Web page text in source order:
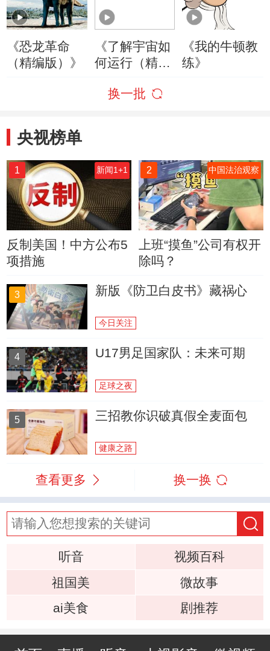
《恐龙革命
（精编版）》
《了解宇宙如
何运行（精编
《我的牛顿教
练》
换一批
央视榜单
1 新闻1+1
反制美国！中方公布5
项措施
2 中国法治观察
上班“摸鱼”公司有权开
除吗？
3 新版《防卫白皮书》藏祸心
今日关注
4 U17男足国家队：未来可期
足球之夜
5 三招教你识破真假全麦面包
健康之路
查看更多 换一换
听音
视频百科
祖国美
微故事
ai美食
剧推荐